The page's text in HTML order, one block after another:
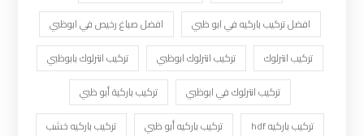
افضل تركيب باركيه في ابو ظبي
افضل صباغ رخيص في ابوظبي
تركيب انترلوك
تركيب انترلوك ابوظبي
تركيب انترلوك بابوظبي
تركيب انترلوك في ابوظبي
تركيب باركية أبو ظبي
تركيب باركيه hdf
تركيب باركيه أبو ظبي
تركيب باركيه خشب